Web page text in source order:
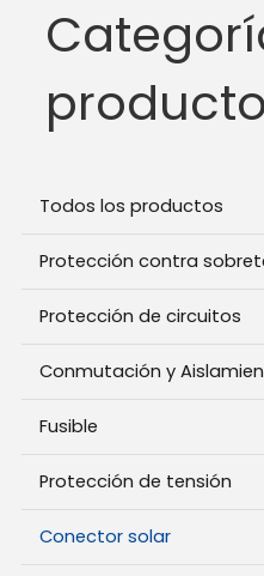
Todos los productos
Protección contra
Protección de circuitos
Conmutación y
Fusible
Protección de tensión
Conector solar